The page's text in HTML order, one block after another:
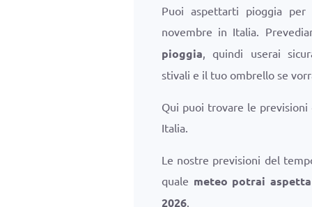
Puoi aspettarti pioggia
novembre in Italia.
pioggia, quindi userai
stivali e il tuo ombrello se
Qui puoi trovare le
Italia.
Le nostre previsioni del
quale meteo potrai
2026.